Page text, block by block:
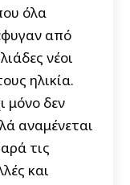
όλα
από
νέοι
ηλικία.
μόνο δεν
αναμένεται
τις
και